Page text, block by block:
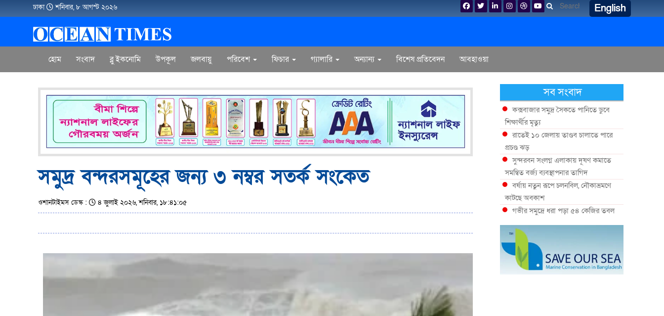
ঢাকা শনিবার, ৮ আগস্ট ২০২৬ English
হোম সংবাদ ব্লু ইকনোমি উপকূল জলবায়ু পরিবেশ ফিচার গ্যালারি অন্যান্য বিশেষ প্রতিবেদন আবহাওয়া
সমুদ্র বন্দরসমূহের জন্য ৩ নম্বর সতর্ক সংকেত
ওশানটাইমস ডেস্ক : ৪ জুলাই ২০২৬, শনিবার, ১৮:৪১:০৫
সব সংবাদ
কক্সবাজার সমুদ্র সৈকতে পানিতে ডুবে
শিক্ষার্থীর মৃত্যু
রাতেই ১০ জেলায় তাণ্ডব চালাতে পারে
প্রচণ্ড ঝড়
সুন্দরবন সংলগ্ন এলাকায় দূষণ কমাতে
সমন্বিত বর্জ্য ব্যবস্থাপনার তাগিদ
বর্ষায় নতুন রূপে চলনবিল, নৌকাভ্রমণে
কাটছে অবকাশ
গভীর সমুদ্রে ধরা পড়া ৫৪ কেজির তবল
মাছ
কক্সবাজারে প্যারাসেইলিংয়ে নিরাপত্তা ঝুঁকি,
নেই স্থায়ী পদক্ষেপ
১৩ জেলায় ঝোড়ো হাওয়া-বজ্রবৃষ্টির শঙ্কা,
নদীবন্দরে ১ নম্বর সতর্কসংকেত